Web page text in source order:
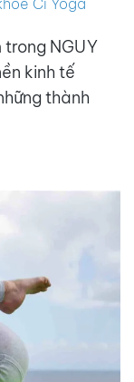
Ci Yoga
NGUY
kinh tế
thành